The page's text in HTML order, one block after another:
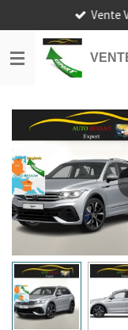
au
contenu
principal
Vente